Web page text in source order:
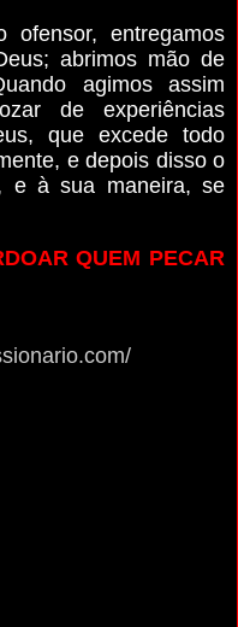
ofensor, entregamos
abrimos mão de
agimos assim
de experiências
que excede todo
e depois disso o
e à sua maneira, se
QUEM PECAR